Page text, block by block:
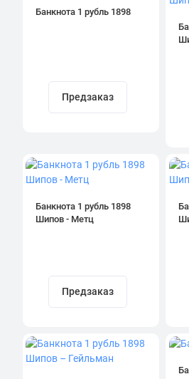
Банкнота 1 рубль 1898
Предзаказ
Банкнота 1 рубль 1898
Шипов - Метц
Предзаказ